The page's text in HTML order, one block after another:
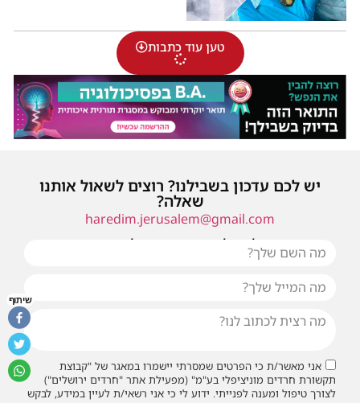
טען עוד כתבות
יש לכם עדכון בשבילנו? רוצים לשאול אותנו
שאלה?
haredim.jerusalem@gmail.com
או שילחו אלינו פנייה ונחזור אליכם בהקדם
אני מאשר/ת כי הפרטים שמסרתי יישמרו במאגר של "קבוצת
תקשורת חרדים מוניציפלי בע"מ" (מפעילת אתר "חרדים ירושלים")
לצורך טיפול ומענה לפנייתי. ידוע לי כי אני רשאי/ת לעיין במידע, לבקש
שיתוף